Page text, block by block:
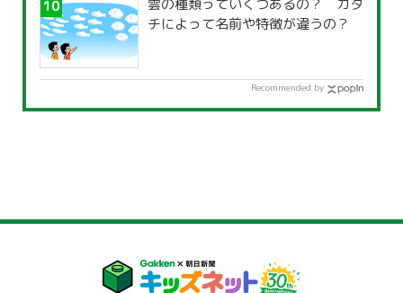
雲の種類っていくつあるの？ カタ
チによって名前や特徴が違うの？
Recommended by